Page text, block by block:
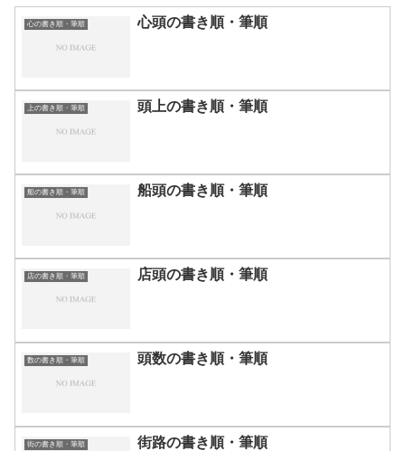
心の書き順・筆順 心頭の書き順・筆順
上の書き順・筆順 頭上の書き順・筆順
船の書き順・筆順 船頭の書き順・筆順
店の書き順・筆順 店頭の書き順・筆順
数の書き順・筆順 頭数の書き順・筆順
街の書き順・筆順 街路の書き順・筆順